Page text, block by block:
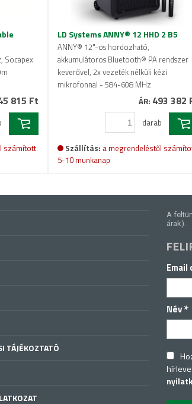
Socapex
815 Ft
számított
LD Systems ANNY® 12 HHD 2 B5
ANNY® 12"-os hordozható,
akkumulátoros Bluetooth® PA rendszer
keverővel, 2x vezeték nélküli kézi
mikrofonnal - 584-608 MHz
ÁR: 493 382
darab
Szállítás: a megrendeléstől
5-10 munkanap
TÁJÉKOZTATÓ
A
árak).
Email
Név*